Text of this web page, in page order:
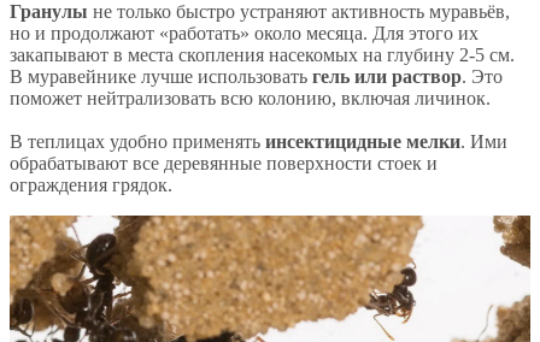
Гранулы не только быстро устраняют активность муравьёв,
но и продолжают «работать» около месяца. Для этого их
закапывают в места скопления насекомых на глубину 2-5 см.
В муравейнике лучше использовать гель или раствор. Это
поможет нейтрализовать всю колонию, включая личинок.
В теплицах удобно применять инсектицидные мелки. Ими
обрабатывают все деревянные поверхности стоек и
ограждения грядок.